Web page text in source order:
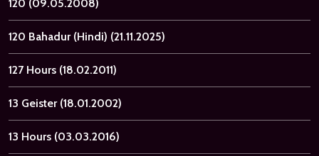
120 (09.05.2008)
120 Bahadur (Hindi) (21.11.2025)
127 Hours (18.02.2011)
13 Geister (18.01.2002)
13 Hours (03.03.2016)